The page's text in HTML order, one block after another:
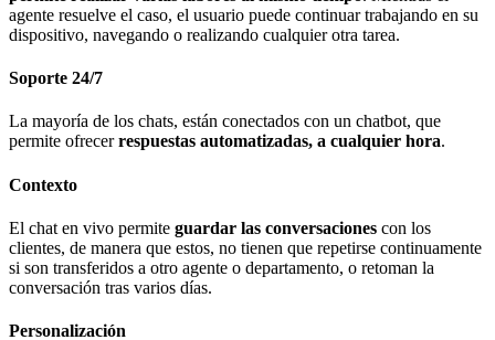
agente resuelve el caso, el usuario puede continuar trabajando en su
dispositivo, navegando o realizando cualquier otra tarea.
Soporte 24/7
La mayoría de los chats, están conectados con un chatbot, que
permite ofrecerrespuestas automatizadas, a cualquier hora.
Contexto
El chat en vivo permite guardar las conversaciones con los
clientes, de manera que estos, no tienen que repetirse continuamente
si son transferidos a otro agente o departamento, o retoman la
conversación tras varios días.
Personalización